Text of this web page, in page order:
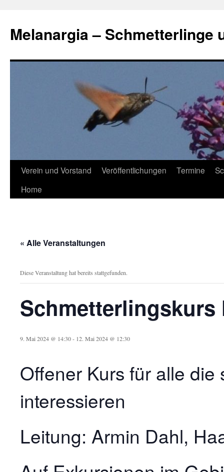
springen
Melanargia – Schmetterlinge
Verein und Vorstand Veröffentlichungen Termine
Home
« Alle Veranstaltungen
Diese Veranstaltung hat bereits stattgefunden.
Schmetterlingskurs
9. Mai 2024 @ 14:30- 12. Mai 2024 @ 12:30
Offener Kurs für alle die
interessieren
Leitung: Armin Dahl,